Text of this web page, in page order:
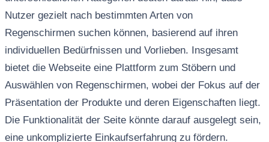
Nutzer gezielt nach bestimmten Arten von
Regenschirmen suchen können, basierend auf ihren
individuellen Bedürfnissen und Vorlieben. Insgesamt
bietet die Webseite eine Plattform zum Stöbern und
Auswählen von Regenschirmen, wobei der Fokus auf der
Präsentation der Produkte und deren Eigenschaften liegt.
Die Funktionalität der Seite könnte darauf ausgelegt sein,
eine unkomplizierte Einkaufserfahrung zu fördern.